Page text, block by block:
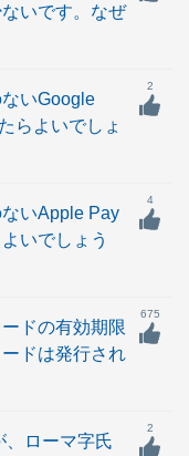
いです。なぜ
ないGoogle
らよいでしょ
2
ないApple Pay
いでしょう
4
ドの有効期限
ドは発行され
675
、ローマ字氏
2